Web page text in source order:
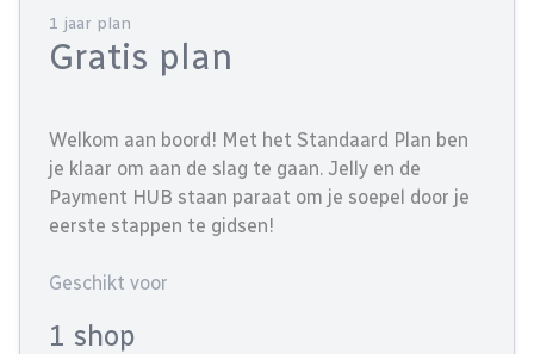
1 jaar plan
Gratis plan
Welkom aan boord! Met het Standaard Plan ben
je klaar om aan de slag te gaan. Jelly en de
Payment HUB staan paraat om je soepel door je
eerste stappen te gidsen!
Geschikt voor
1 shop